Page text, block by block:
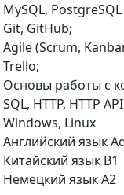
MySQL, PostgreSQL
Git, GitHub;
Agile (Scrum,
Trello;
Основы работы с
SQL, HTTP, HTTP
Windows, Linux
Английский язык
Китайский язык B1
Немецкий язык A2